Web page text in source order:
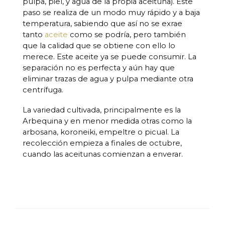
paso se realiza de un modo muy rápido y a baja
temperatura, sabiendo que así no se exrae
tanto aceite como se podría, pero también
que la calidad que se obtiene con ello lo
merece. Este aceite ya se puede consumir. La
separación no es perfecta y aún hay que
eliminar trazas de agua y pulpa mediante otra
centrífuga.
La variedad cultivada, principalmente es la
Arbequina y en menor medida otras como la
arbosana, koroneiki, empeltre o picual. La
recolección empieza a finales de octubre,
cuando las aceitunas comienzan a enverar.